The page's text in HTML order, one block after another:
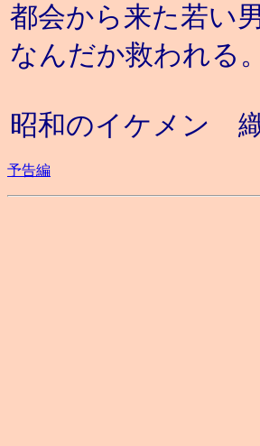
都会から来た若い
なんだか救われる。
昭和のイケメン
予告編